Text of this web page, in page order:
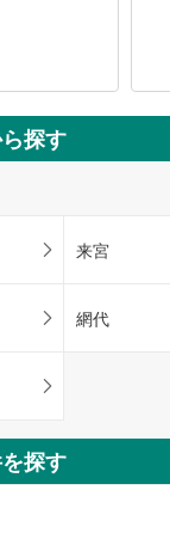
探す
来宮
網代
探す